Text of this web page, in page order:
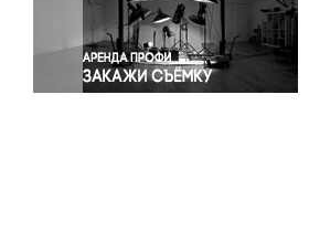
Экология
Экономика и бизнес